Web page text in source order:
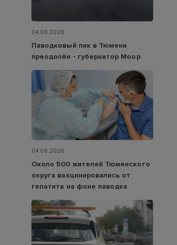
04.08.2026
Паводковый пик в Тюмени
преодолён - губернатор Моор
04.08.2026
Около 500 жителей Тюменского
округа вакцинировались от
гепатита на фоне паводка